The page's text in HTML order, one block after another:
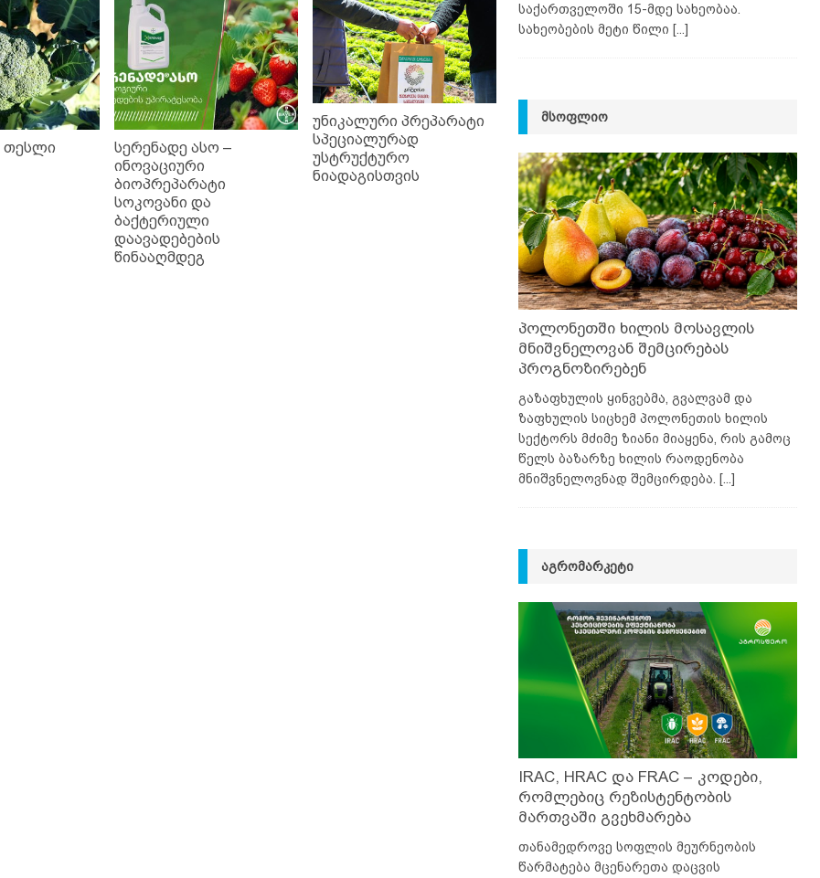
სერენადე ასო –
ინოვაციური
ბიოპრეპარატი
სოკოვანი და
ბაქტერიული
დაავადებების
წინააღმდეგ
უნიკალური პრეპარატი
სპეციალურად
უსტრუქტურო
ნიადაგისთვის
საქართველოში 15-მდე სახეობაა.
სახეობების მეტი წილი [...]
ᲛᲡᲝᲤᲚᲘᲝ
პოლონეთში ხილის მოსავლის
მნიშვნელოვან შემცირებას
პროგნოზირებენ
გაზაფხულის ყინვებმა, გვალვამ და
ზაფხულის სიცხემ პოლონეთის ხილის
სექტორს მძიმე ზიანი მიაყენა, რის გამოც
წელს ბაზარზე ხილის რაოდენობა
მნიშვნელოვნად შემცირდება. [...]
ᲐᲒᲠᲝᲛᲐᲠᲙᲔᲢᲘ
IRAC, HRAC და FRAC – კოდები,
რომლებიც რეზისტენტობის
მართვაში გვეხმარება
თანამედროვე სოფლის მეურნეობის
წარმატება მცენარეთა დაცვის